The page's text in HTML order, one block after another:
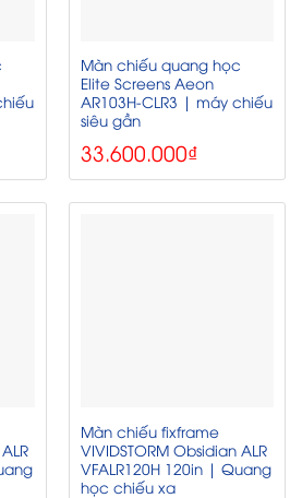
Màn chiếu quang học
Elite Screens Aeon
AR103H-CLR3 | máy chiếu
siêu gần
33.600.000₫
Màn chiếu fixframe
VIVIDSTORM Obsidian ALR
VFALR120H 120in | Quang
học chiếu xa